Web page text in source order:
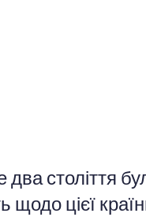
століття
щодо цієї